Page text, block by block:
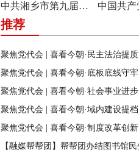
中共湘乡市第九届纪律检查委员会举行第一次全体会议
推荐
聚焦党代会 | 喜看今朝·民主法治提质
聚焦党代会 | 喜看今朝·底板底线守牢
聚焦党代会 | 喜看今朝·社会事业进步
聚焦党代会 | 喜看今朝·域内建设提档
聚焦党代会 | 喜看今朝·制度改革创新